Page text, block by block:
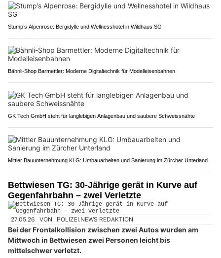
Stump’s Alpenrose: Bergidylle und Wellnesshotel in Wildhaus SG
Bähnli-Shop Barmettler: Moderne Digitaltechnik für Modelleisenbahnen
GK Tech GmbH steht für langlebigen Anlagenbau und saubere Schweissnähte
Mittler Bauunternehmung KLG: Umbauarbeiten und Sanierung im Zürcher Unterland
Bettwiesen TG: 30-Jährige gerät in Kurve auf
Gegenfahrbahn – zwei Verletzte
27.05.26 VON POLIZEI.NEWS REDAKTION
Bei der Frontalkollision zwischen zwei Autos wurden am
Mittwoch in Bettwiesen zwei Personen leicht bis
mittelschwer verletzt.